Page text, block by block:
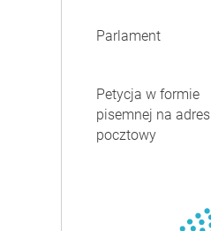
Parlament
Petycja w formie
pisemnej na adres
pocztowy